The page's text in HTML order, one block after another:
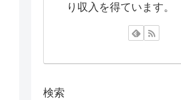
り収入を得ています。
検索